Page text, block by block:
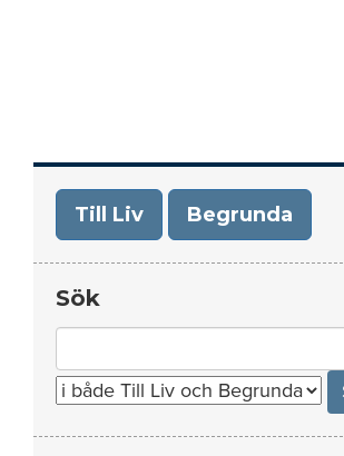
Till Liv Begrunda
Sök
for: